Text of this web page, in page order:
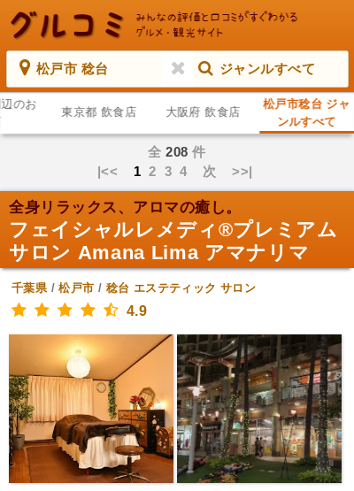
松戸市 稔台 ジャンルすべて
のお
東京都 飲食店 大阪府 飲食店
松戸市稔台 ジャ
ンルすべて
全208 件
|<< 12 3 4 次 >>|
全身リラックス、アロマの癒し。
フェイシャルレメディ®︎プレミアム
サロン Amana Lima アマナリマ
千葉県/松戸市 / 稔台 エステティック サロン
4.9